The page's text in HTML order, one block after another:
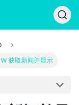
获取新闻并显示